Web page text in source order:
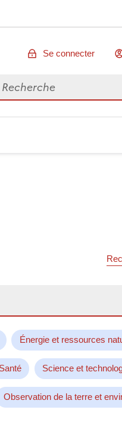
Se connecter
des données
Énergie et ressources
Santé Science et
Observation de la terre et